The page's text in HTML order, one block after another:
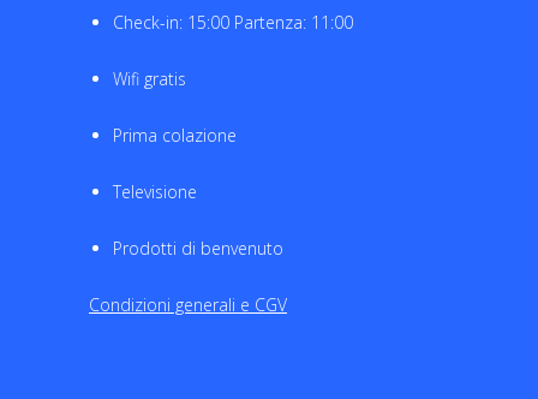
Check-in: 15:00 Partenza: 11:00
Wifi gratis
Prima colazione
Televisione
Prodotti di benvenuto
Condizioni generali e CGV